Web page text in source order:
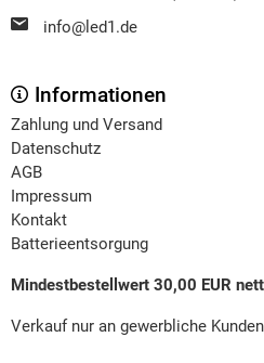
info@led1.de
Informationen
Zahlung und Versand
Datenschutz
AGB
Impressum
Kontakt
Batterieentsorgung
Mindestbestellwert 30,00 EUR
Verkauf nur an gewerbliche